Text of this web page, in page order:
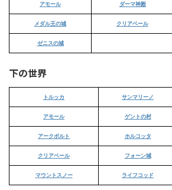
アモール ダーマ神殿
メダル王の城 クリアベール
ゼニスの城
下の世界
トルッカ サンマリーノ
アモール ゲントの村
アークボルト ホルコッタ
クリアベール フォーン城
マウントスノー ライフコッド